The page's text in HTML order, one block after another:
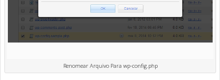
Renomear Arquivo Para wp-config.php